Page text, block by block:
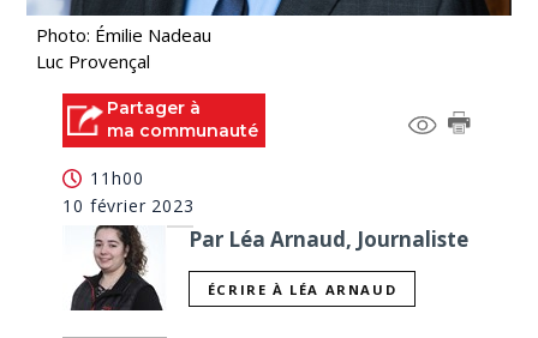
Photo: Émilie Nadeau
Luc Provençal
Partager à
ma communauté
11h00
10 février 2023
Par Léa Arnaud, Journaliste
ÉCRIRE À LÉA ARNAUD